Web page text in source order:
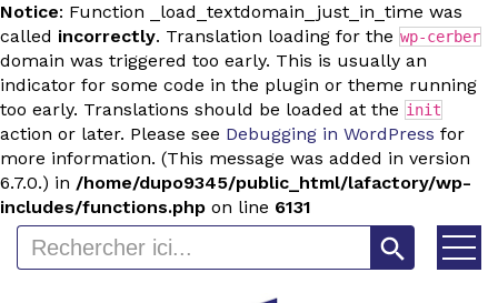
Notice: Function _load_textdomain_just_in_time was
called incorrectly. Translation loading for the wp-cerber
domain was triggered too early. This is usually an
indicator for some code in the plugin or theme running
too early. Translations should be loaded at the init
action or later. Please see Debugging in WordPress for
more information. (This message was added in version
6.7.0.) in /home/dupo9345/public_html/lafactory/wp-
includes/functions.php on line 6131
Search
for:
Search Button